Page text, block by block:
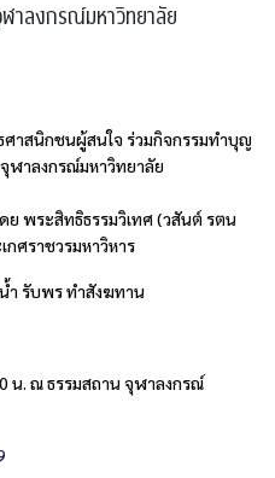
าลงกรณ์มหาวิทยาลัย
าสนิกชนผู้สนใจ ร่วมกิจกรรมทำบุญ
ฬาลงกรณ์มหาวิทยาลัย
พระสิทธิธรรมวิเทศ (วสันต์ รตน
กศราชวรมหาวิหาร
ำ รับพร ทำสังฆทาน
น. ณ ธรรมสถาน จุฬาลงกรณ์